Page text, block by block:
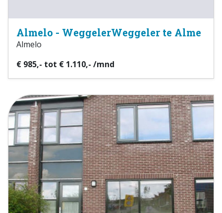
Almelo - WeggelerWeggeler te Alme
Almelo
€ 985,- tot € 1.110,- /mnd